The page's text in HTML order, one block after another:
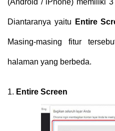
Diantaranya yaitu Entire
Masing-masing fitur
halaman yang berbeda.
1. Entire Screen